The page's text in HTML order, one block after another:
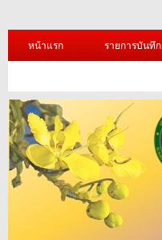
หน้าแรก รายการบันทึก